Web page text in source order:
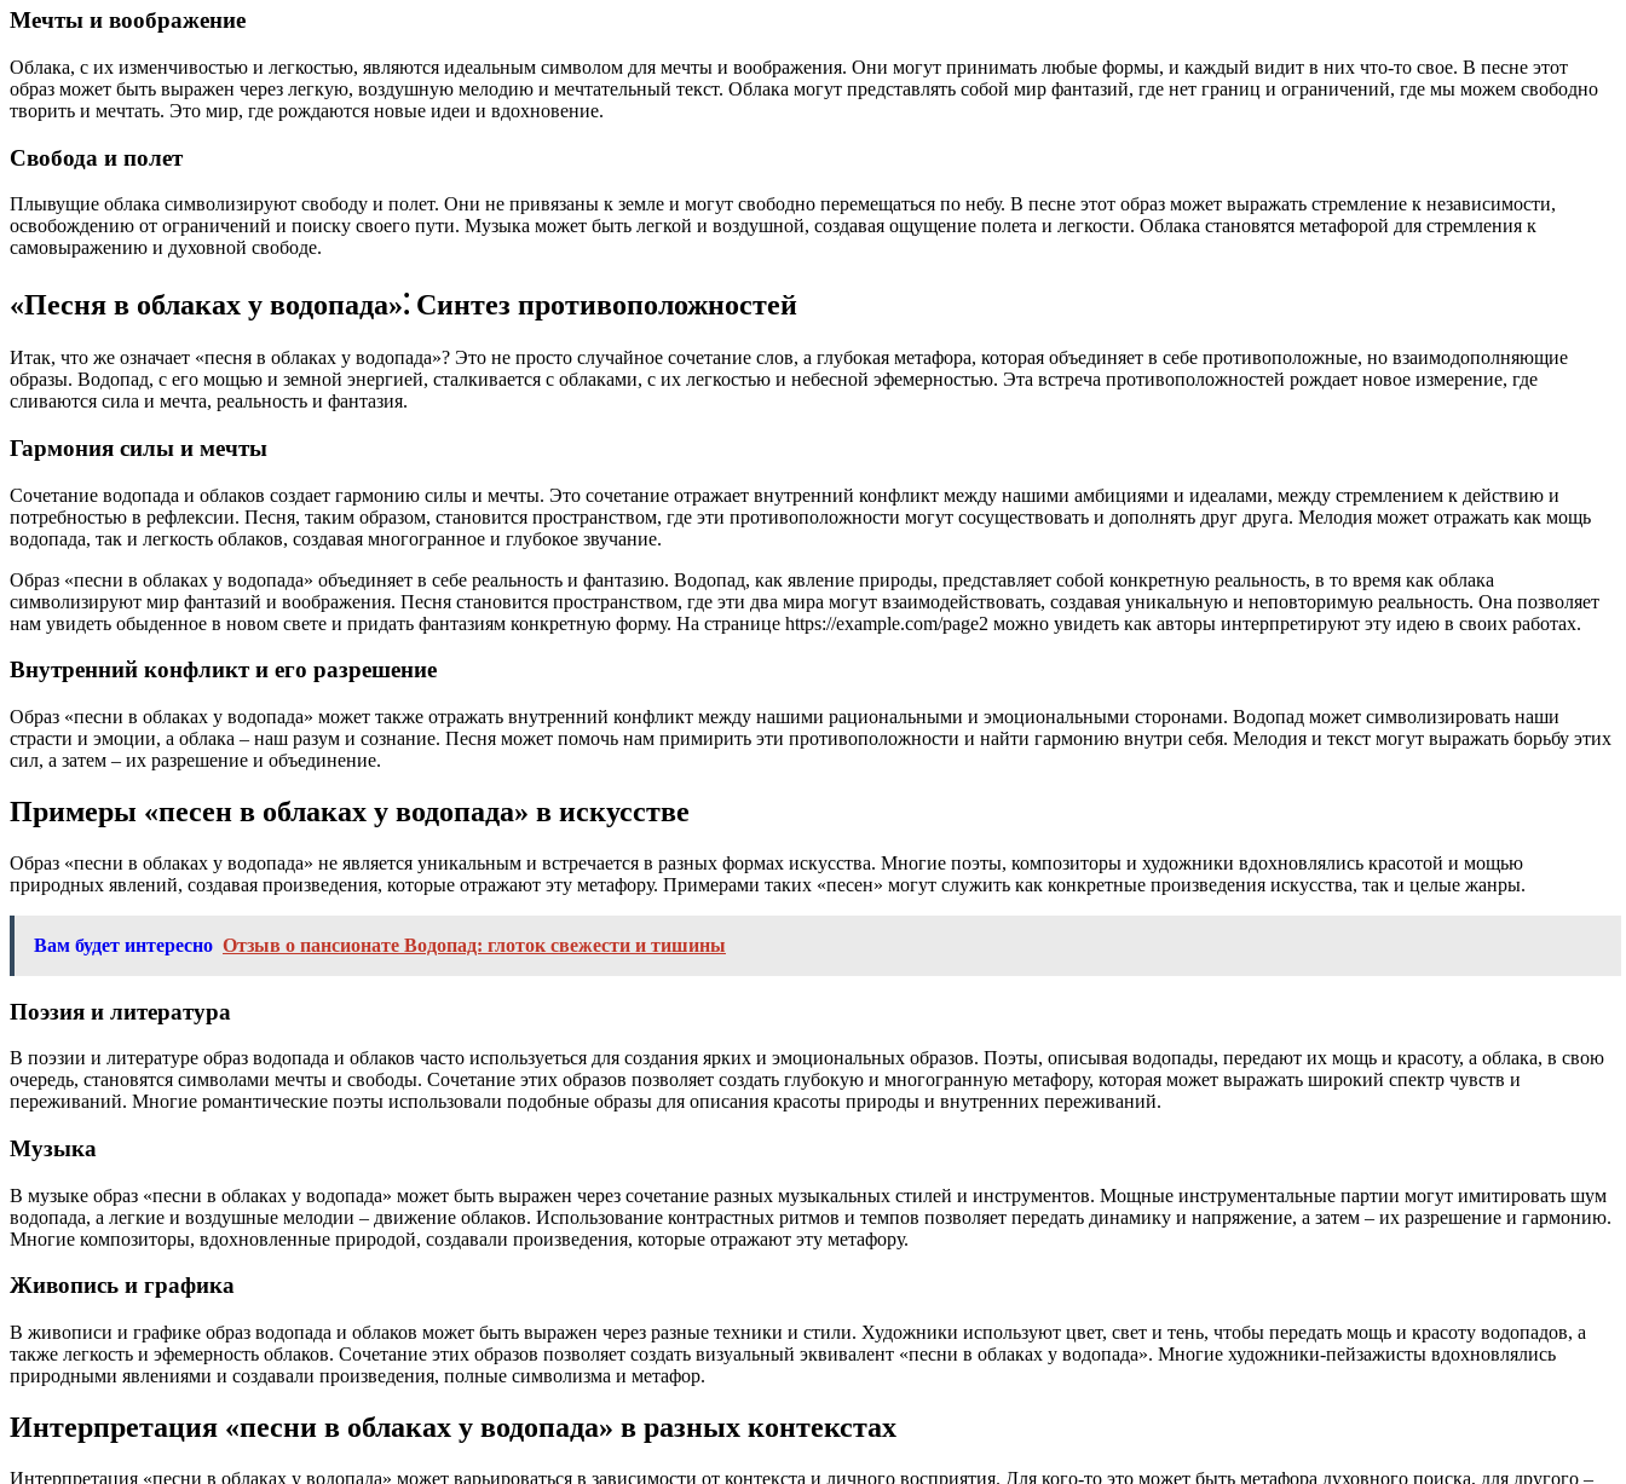
Мечты и воображение
Облака, с их изменчивостью и легкостью, являются идеальным символом для мечты и воображения. Они могут принимать любые формы, и каждый видит в них что-то свое. В песне этот
образ может быть выражен через легкую, воздушную мелодию и мечтательный текст. Облака могут представлять собой мир фантазий, где нет границ и ограничений, где мы можем свободно
творить и мечтать. Это мир, где рождаются новые идеи и вдохновение.
Свобода и полет
Плывущие облака символизируют свободу и полет. Они не привязаны к земле и могут свободно перемещаться по небу. В песне этот образ может выражать стремление к независимости,
освобождению от ограничений и поиску своего пути. Музыка может быть легкой и воздушной, создавая ощущение полета и легкости. Облака становятся метафорой для стремления к
самовыражению и духовной свободе.
«Песня в облаках у водопада»⁚ Синтез противоположностей
Итак, что же означает «песня в облаках у водопада»? Это не просто случайное сочетание слов, а глубокая метафора, которая объединяет в себе противоположные, но взаимодополняющие
образы. Водопад, с его мощью и земной энергией, сталкивается с облаками, с их легкостью и небесной эфемерностью. Эта встреча противоположностей рождает новое измерение, где
сливаются сила и мечта, реальность и фантазия.
Гармония силы и мечты
Сочетание водопада и облаков создает гармонию силы и мечты. Это сочетание отражает внутренний конфликт между нашими амбициями и идеалами, между стремлением к действию и
потребностью в рефлексии. Песня, таким образом, становится пространством, где эти противоположности могут сосуществовать и дополнять друг друга. Мелодия может отражать как мощь
водопада, так и легкость облаков, создавая многогранное и глубокое звучание.
Образ «песни в облаках у водопада» объединяет в себе реальность и фантазию. Водопад, как явление природы, представляет собой конкретную реальность, в то время как облака
символизируют мир фантазий и воображения. Песня становится пространством, где эти два мира могут взаимодействовать, создавая уникальную и неповторимую реальность. Она позволяет
нам увидеть обыденное в новом свете и придать фантазиям конкретную форму. На странице https://example.com/page2 можно увидеть как авторы интерпретируют эту идею в своих работах.
Внутренний конфликт и его разрешение
Образ «песни в облаках у водопада» может также отражать внутренний конфликт между нашими рациональными и эмоциональными сторонами. Водопад может символизировать наши
страсти и эмоции, а облака – наш разум и сознание. Песня может помочь нам примирить эти противоположности и найти гармонию внутри себя. Мелодия и текст могут выражать борьбу этих
сил, а затем – их разрешение и объединение.
Примеры «песен в облаках у водопада» в искусстве
Образ «песни в облаках у водопада» не является уникальным и встречается в разных формах искусства. Многие поэты, композиторы и художники вдохновлялись красотой и мощью
природных явлений, создавая произведения, которые отражают эту метафору. Примерами таких «песен» могут служить как конкретные произведения искусства, так и целые жанры.
Вам будет интересно Отзыв о пансионате Водопад: глоток свежести и тишины
Поэзия и литература
В поэзии и литературе образ водопада и облаков часто используеться для создания ярких и эмоциональных образов. Поэты, описывая водопады, передают их мощь и красоту, а облака, в свою
очередь, становятся символами мечты и свободы. Сочетание этих образов позволяет создать глубокую и многогранную метафору, которая может выражать широкий спектр чувств и
переживаний. Многие романтические поэты использовали подобные образы для описания красоты природы и внутренних переживаний.
Музыка
В музыке образ «песни в облаках у водопада» может быть выражен через сочетание разных музыкальных стилей и инструментов. Мощные инструментальные партии могут имитировать шум
водопада, а легкие и воздушные мелодии – движение облаков. Использование контрастных ритмов и темпов позволяет передать динамику и напряжение, а затем – их разрешение и гармонию.
Многие композиторы, вдохновленные природой, создавали произведения, которые отражают эту метафору.
Живопись и графика
В живописи и графике образ водопада и облаков может быть выражен через разные техники и стили. Художники используют цвет, свет и тень, чтобы передать мощь и красоту водопадов, а
также легкость и эфемерность облаков. Сочетание этих образов позволяет создать визуальный эквивалент «песни в облаках у водопада». Многие художники-пейзажисты вдохновлялись
природными явлениями и создавали произведения, полные символизма и метафор.
Интерпретация «песни в облаках у водопада» в разных контекстах
Интерпретация «песни в облаках у водопада» может варьироваться в зависимости от контекста и личного восприятия. Для кого-то это может быть метафора духовного поиска, для другого –